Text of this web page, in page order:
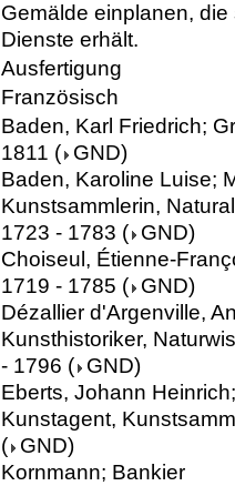
Gemälde einplanen,
Dienste erhält.
Ausfertigung
Französisch
Baden, Karl Friedrich;
1811 ( GND)
Baden, Karoline Luise;
Kunstsammlerin,
1723 - 1783 ( GND)
Choiseul, Étienne-
1719 - 1785 ( GND)
Dézallier d'Argenville,
Kunsthistoriker,
- 1796 ( GND)
Eberts, Johann
Kunstagent,
( GND)
Kornmann; Bankier